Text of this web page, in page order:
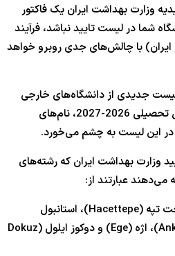
وزارت بهداشت ایران یک فاکتور
شما در لیست تایید نباشد، فرآیند
با چالش‌های جدی روبرو خواهد
جدیدی از دانشگاه‌های خارجی
معتبر را منتشر می‌کند. در سال تحصیلی 2026-2027، نام‌های
در این لیست به چشم می‌خورد.
وزارت بهداشت ایران که رشته‌های
می‌دهند عبارتند از:
دانشگاه‌های دولتی: حاجت تپه (Hacettepe)، استانبول
(Istanbul)، آنکارا (Ankara)، اژه (Ege) و دوکوز ایلول (Dokuz